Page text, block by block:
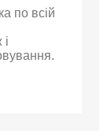
по всій